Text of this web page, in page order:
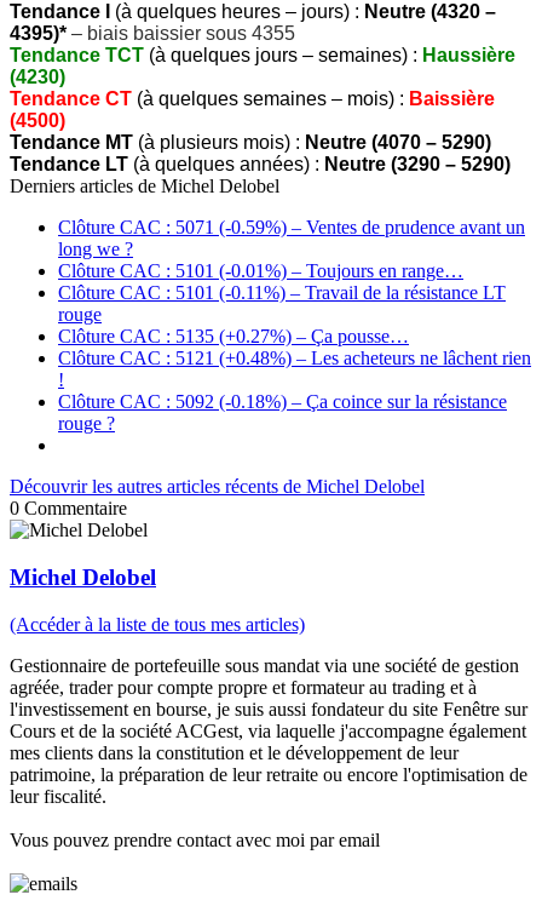
Tendance I (à quelques heures – jours) : Neutre (4320 –
4395)* – biais baissier sous 4355
Tendance TCT (à quelques jours – semaines) : Haussière
(4230)
Tendance CT (à quelques semaines – mois) : Baissière
(4500)
Tendance MT (à plusieurs mois) : Neutre (4070 – 5290)
Tendance LT (à quelques années) : Neutre (3290 – 5290)
Derniers articles de Michel Delobel
Clôture CAC : 5071 (-0.59%) – Ventes de prudence avant un
long we ?
Clôture CAC : 5101 (-0.01%) – Toujours en range…
Clôture CAC : 5101 (-0.11%) – Travail de la résistance LT
rouge
Clôture CAC : 5135 (+0.27%) – Ça pousse…
Clôture CAC : 5121 (+0.48%) – Les acheteurs ne lâchent rien
!
Clôture CAC : 5092 (-0.18%) – Ça coince sur la résistance
rouge ?
Découvrir les autres articles récents de Michel Delobel
0 Commentaire
Michel Delobel
(Accéder à la liste de tous mes articles)
Gestionnaire de portefeuille sous mandat via une société de gestion
agréée, trader pour compte propre et formateur au trading et à
l'investissement en bourse, je suis aussi fondateur du site Fenêtre sur
Cours et de la société ACGest, via laquelle j'accompagne également
mes clients dans la constitution et le développement de leur
patrimoine, la préparation de leur retraite ou encore l'optimisation de
leur fiscalité.
Vous pouvez prendre contact avec moi par email